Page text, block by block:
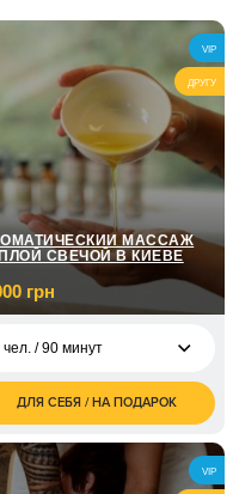
VIP
ДРУГУ
МАССАЖ
СВЕЧОЙ В КИЕВЕ
грн
чел. / 90 минут
3 000
грн
2 чел. / 90 минут
6 000
грн
ДЛЯ СЕБЯ / НА ПОДАРОК
VIP